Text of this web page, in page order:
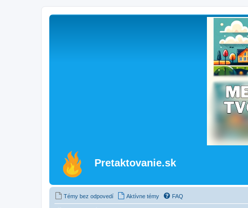
Pretaktovanie.sk
Témy bez odpovedí Aktívne témy FAQ